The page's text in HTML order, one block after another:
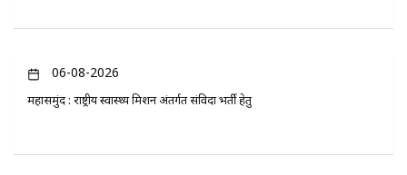
06-08-2026
महासमुंद : राष्ट्रीय स्वास्थ्य मिशन अंतर्गत संविदा भर्ती हेतु